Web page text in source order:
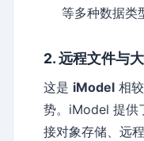
等多种数据类
2. 远程文件与
这是 iModel 相
势。iModel 提供
接对象存储、远